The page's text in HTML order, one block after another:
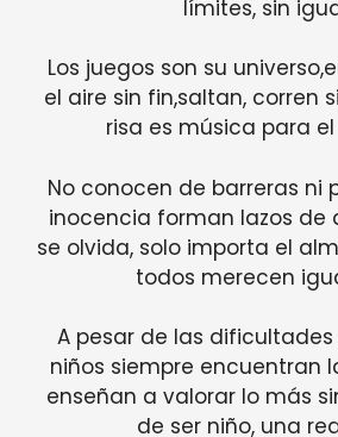
límites, sin
Los juegos son su
el aire sin fin,saltan, corren
risa es música para
No conocen de barreras ni
inocencia forman lazos de
se olvida, solo importa el
todos merecen
A pesar de las dificultades
niños siempre encuentran
enseñan a valorar lo más
de ser niño, una